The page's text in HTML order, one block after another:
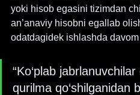
yoki hisob egasini tizimdan
an’anaviy hisobni egallab
odatdagidek ishlashda davom
“Ko‘plab
qurilma qo‘shilganidan